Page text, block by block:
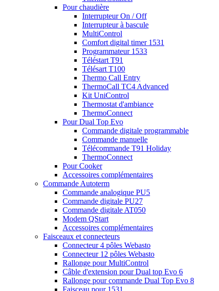
Pour chaudière
Interrupteur On / Off
Interrupteur à bascule
MultiControl
Comfort digital timer 1531
Programmateur 1533
Téléstart T91
Télésart T100
Thermo Call Entry
ThermoCall TC4 Advanced
Kit UniControl
Thermostat d'ambiance
ThermoConnect
Pour Dual Top Evo
Commande digitale programmable
Commande manuelle
Télécommande T91 Holiday
ThermoConnect
Pour Cooker
Accessoires complémentaires
Commande Autoterm
Commande analogique PU5
Commande digitale PU27
Commande digitale AT050
Modem QStart
Accessoires complémentaires
Faisceaux et connecteurs
Connecteur 4 pôles Webasto
Connecteur 12 pôles Webasto
Rallonge pour MultiControl
Câble d'extension pour Dual top Evo 6
Rallonge pour commande Dual Top Evo 8
Faisceau pour 1531